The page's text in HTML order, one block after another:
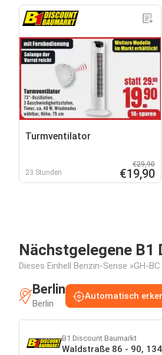
Turmventilator
23 Stunden
€29,90
€19,90
Nächstgelegene B1
Dieses Einhell Benzin-Sense »GH-
Berlin
Berlin
Automatisch
B1 Discount Baumarkt
Waldstraße 86 - 90,